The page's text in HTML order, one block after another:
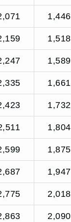
1,446
1,518
1,589
1,661
1,732
1,804
1,875
1,947
2,018
2,090